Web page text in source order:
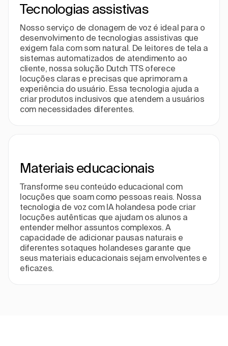
Tecnologias assistivas
Nosso serviço de clonagem de voz é ideal para o
desenvolvimento de tecnologias assistivas que
exigem fala com som natural. De leitores de tela a
sistemas automatizados de atendimento ao
cliente, nossa solução Dutch TTS oferece
locuções claras e precisas que aprimoram a
experiência do usuário. Essa tecnologia ajuda a
criar produtos inclusivos que atendem a usuários
com necessidades diferentes.
Materiais educacionais
Transforme seu conteúdo educacional com
locuções que soam como pessoas reais. Nossa
tecnologia de voz com IA holandesa pode criar
locuções autênticas que ajudam os alunos a
entender melhor assuntos complexos. A
capacidade de adicionar pausas naturais e
diferentes sotaques holandeses garante que
seus materiais educacionais sejam envolventes e
eficazes.